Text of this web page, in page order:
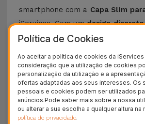
smartphone com a Capa Slim
iServices. Com umdesign
escolha entre uma seleção de
tecnologia MagSafe.
AsCapas Slim para iPhone
Online da iServices são a opção
quem quer proteção eficaz e um
para o seu smartphone.
Feitas a
Política de Cookies
Ao aceitar a política de cookies da
consideração que a utilização de cookies
personalização da utilização e a
ofertas adaptadas aos seus interesses. Os
pessoais e cookies podem ser utilizados
anúncios.Pode saber mais sobre a nossa
ou alterar a sua escolha a qualquer altura na
política de privacidade.